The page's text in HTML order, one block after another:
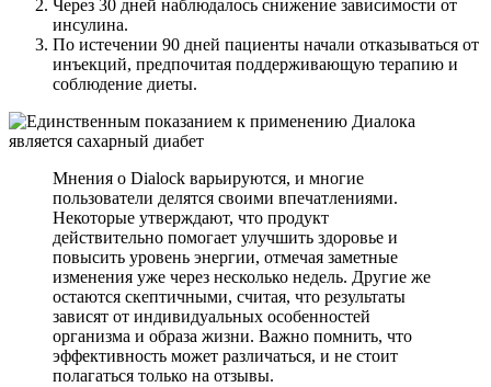
Через 30 дней наблюдалось снижение зависимости от
инсулина.
По истечении 90 дней пациенты начали отказываться от
инъекций, предпочитая поддерживающую терапию и
соблюдение диеты.
Мнения о Dialock варьируются, и многие
пользователи делятся своими впечатлениями.
Некоторые утверждают, что продукт
действительно помогает улучшить здоровье и
повысить уровень энергии, отмечая заметные
изменения уже через несколько недель. Другие же
остаются скептичными, считая, что результаты
зависят от индивидуальных особенностей
организма и образа жизни. Важно помнить, что
эффективность может различаться, и не стоит
полагаться только на отзывы.